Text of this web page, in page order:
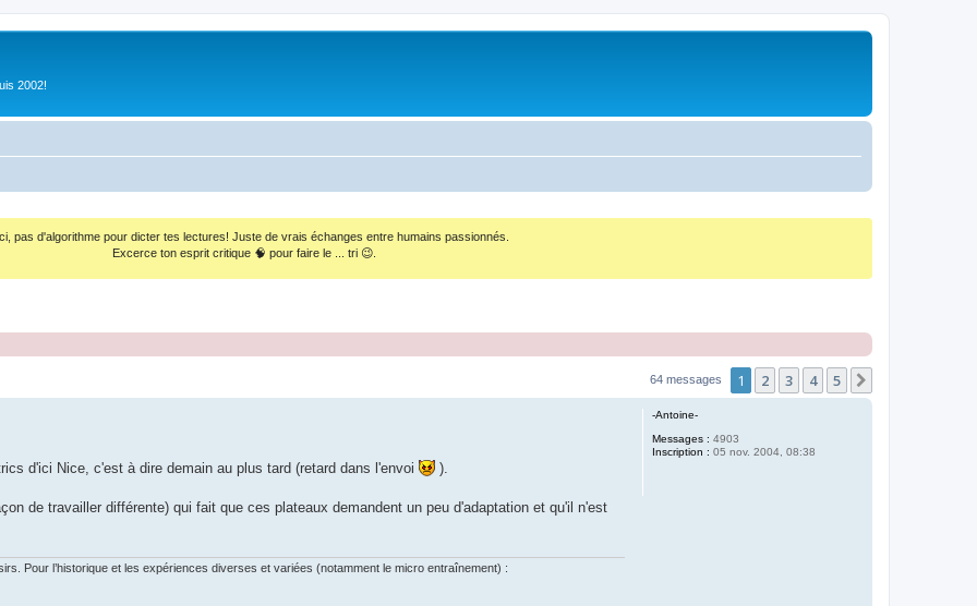
2002!
pas d'algorithme pour dicter tes lectures! Juste de vrais échanges entre humains passionnés.
Excerce ton esprit critique 🧠 pour faire le ... tri 😉.
64 messages 1 2 3 4 5
-Antoine-
Messages : 4903
Inscription : 05 nov. 2004, 08:38
d'ici Nice, c'est à dire demain au plus tard (retard dans l'envoi ).
de travailler différente) qui fait que ces plateaux demandent un peu d'adaptation et qu'il n'est
Pour l’historique et les expériences diverses et variées (notamment le micro entraînement) :